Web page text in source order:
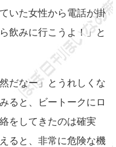
いた女性から電話が掛
飲みに行こうよ！」と
だなー」とうれしくな
ると、ビートークにロ
をしてきたのは確実
ると、非常に危険な機